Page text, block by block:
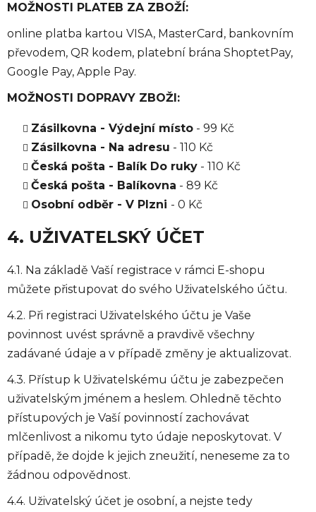
MOŽNOSTI PLATEB ZA ZBOŽÍ:
online platba kartou VISA, MasterCard, bankovním
převodem, QR kodem, platební brána ShoptetPay,
Google Pay, Apple Pay.
MOŽNOSTI DOPRAVY ZBOŽI:
Zásilkovna - Výdejní místo - 99 Kč
Zásilkovna - Na adresu - 110 Kč
Česká pošta - Balík Do ruky - 110 Kč
Česká pošta - Balíkovna - 89 Kč
Osobní odběr - V Plzni - 0 Kč
4. UŽIVATELSKÝ ÚČET
4.1. Na základě Vaší registrace v rámci E-shopu
můžete přistupovat do svého Uživatelského účtu.
4.2. Při registraci Uživatelského účtu je Vaše
povinnost uvést správně a pravdivě všechny
zadávané údaje a v případě změny je aktualizovat.
4.3. Přístup k Uživatelskému účtu je zabezpečen
uživatelským jménem a heslem. Ohledně těchto
přístupových je Vaší povinností zachovávat
mlčenlivost a nikomu tyto údaje neposkytovat. V
případě, že dojde k jejich zneužití, neneseme za to
žádnou odpovědnost.
4.4. Uživatelský účet je osobní, a nejste tedy